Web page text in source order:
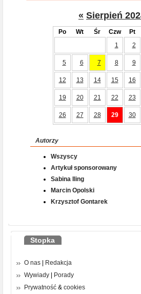
« Sierpień
Po Wt Śr Czw Pt
1
2
5 6 7 8 9
12 13 14 15 16
19 20 21 22 23
26 27 28 29 30
Autorzy
Wszyscy
Artykuł sponsorowany
Sabina Iling
Marcin Opolski
Krzysztof Gontarek
Stopka
O nas
Redakcja
Wywiady
Porady
Prywatność & cookies